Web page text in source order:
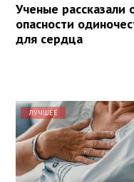
Ученые рассказали
опасности
для сердца
ЛУЧШЕЕ